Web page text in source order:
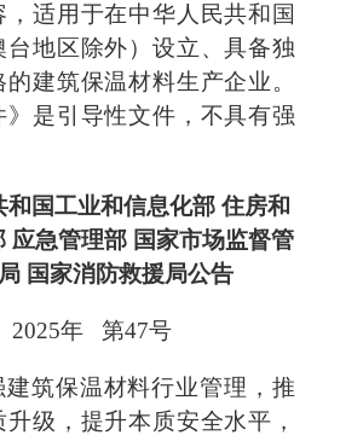
，适用于在中华人民共和国
台地区除外）设立、具备独
建筑保温材料生产企业。
》是引导性文件，不具有强
和国工业和信息化部 住房和
应急管理部 国家市场监督管
国家消防救援局公告
2025年 第47号
建筑保温材料行业管理，推
级，提升本质安全水平，